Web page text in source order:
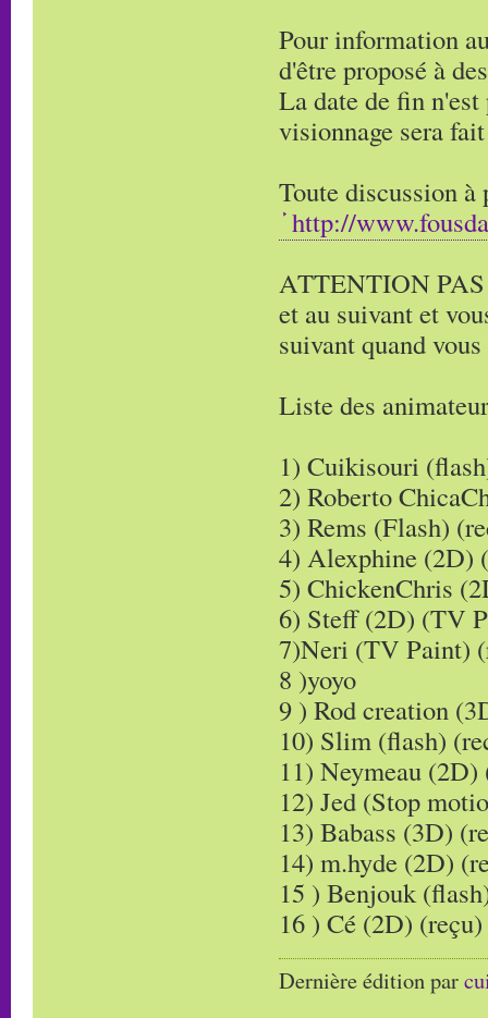
Pour information
d'être proposé à
La date de fin
visionnage sera
Toute discussion à
http://
ATTENTION PAS
et au suivant et
suivant quand
Liste des
1) Cuikisouri
2) Roberto
3) Rems (Flash)
4) Alexphine (2D)
5) ChickenChris
6) Steff (2D) (TV
7)Neri (TV Paint)
8 )yoyo
9 ) Rod creation
10) Slim (flash)
11) Neymeau (2D)
12) Jed (Stop
13) Babass (3D)
14) m.hyde (2D)
15 ) Benjouk
16 ) Cé (2D) (reçu)
Dernière édition par